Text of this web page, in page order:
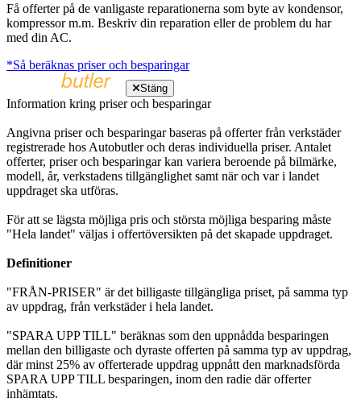
Få offerter på de vanligaste reparationerna som byte av kondensor,
kompressor m.m. Beskriv din reparation eller de problem du har
med din AC.
*Så beräknas priser och besparingar
Stäng
Information kring priser och besparingar
Angivna priser och besparingar baseras på offerter från verkstäder
registrerade hos Autobutler och deras individuella priser. Antalet
offerter, priser och besparingar kan variera beroende på bilmärke,
modell, år, verkstadens tillgänglighet samt när och var i landet
uppdraget ska utföras.
För att se lägsta möjliga pris och största möjliga besparing måste
"Hela landet" väljas i offertöversikten på det skapade uppdraget.
Definitioner
"FRÅN-PRISER" är det billigaste tillgängliga priset, på samma typ
av uppdrag, från verkstäder i hela landet.
"SPARA UPP TILL" beräknas som den uppnådda besparingen
mellan den billigaste och dyraste offerten på samma typ av uppdrag,
där minst 25% av offerterade uppdrag uppnått den marknadsförda
SPARA UPP TILL besparingen, inom den radie där offerter
inhämtats.